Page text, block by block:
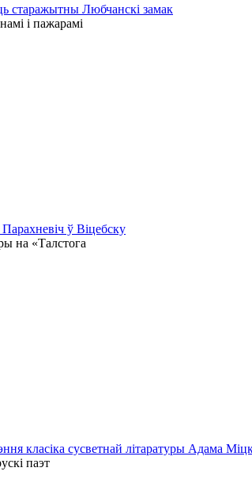
старажытны Любчанскі замак
і пажарамі
ў Віцебску
на «Талстога
класіка сусветнай літаратуры Адама
паэт